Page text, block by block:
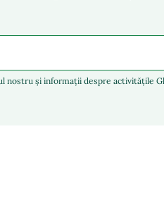
și informații despre activitățile